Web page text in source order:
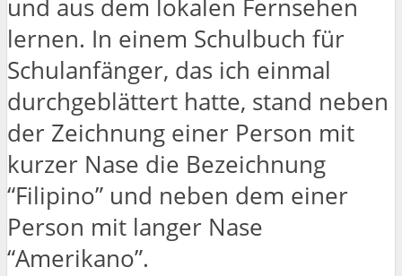
und aus dem lokalen Fernsehen
lernen. In einem Schulbuch für
Schulanfänger, das ich einmal
durchgeblättert hatte, stand neben
der Zeichnung einer Person mit
kurzer Nase die Bezeichnung
“Filipino” und neben dem einer
Person mit langer Nase
“Amerikano”.